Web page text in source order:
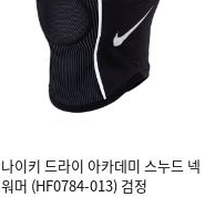
나이키 드라이 아카데미 스누드 넥
워머 (HF0784-013) 검정